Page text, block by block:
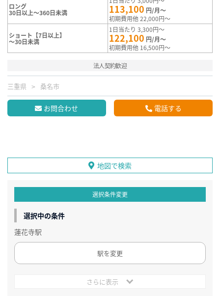
ロング
30日以上～360日未満 113,100 円/月～
初期費用他 22,000円～
ショート【7日以上】
～30日未満
1日当たり 3,300円～
122,100 円/月～
初期費用他 16,500円～
法人契約歓迎
三重県 桑名市
お問合わせ 電話する
地図で検索
選択条件変更
選択中の条件
蓮花寺駅
駅を変更
さらに表示